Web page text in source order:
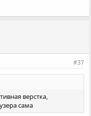
#37
верстка,
сама